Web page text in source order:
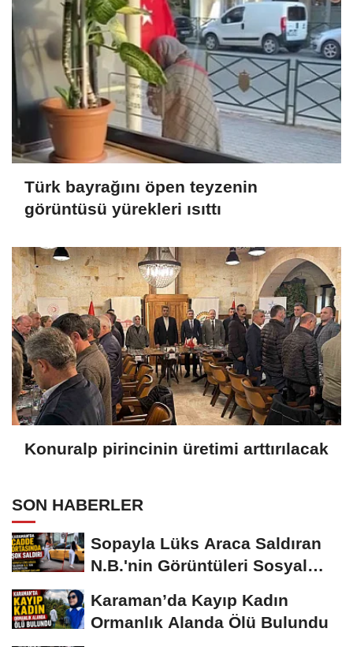
Türk bayrağını öpen teyzenin
görüntüsü yürekleri ısıttı
Konuralp pirincinin üretimi arttırılacak
SON HABERLER
Sopayla Lüks Araca Saldıran
N.B.'nin Görüntüleri Sosyal
Karaman’da Kayıp Kadın
Ormanlık Alanda Ölü Bulundu